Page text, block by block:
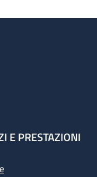
E PRESTAZIONI